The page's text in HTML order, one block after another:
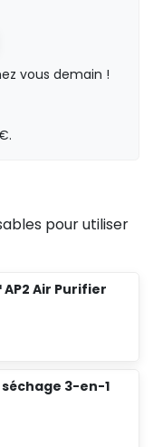
€HT
vous demain !
pour utiliser
Air Purifier
séchage 3-en-1